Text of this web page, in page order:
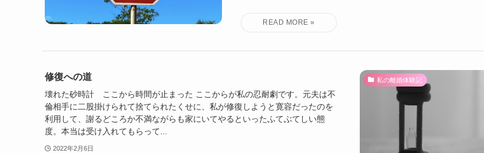
私の離婚体験記
修復への道
壊れた砂時計 ここから時間が止まった ここからが私の忍耐劇です。元夫は不
倫相手に二股掛けられて捨てられたくせに、私が修復しようと寛容だったのを
利用して、謝るどころか不満ながらも家にいてやるといったふてぶてしい態
度。本当は受け入れてもらって...
2022年2月6日